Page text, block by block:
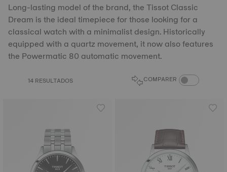
Long-lasting model of the brand, the Tissot Classic
Dream is the ideal timepiece for those looking for a
classical watch with a minimalist design. Historically
equipped with a quartz movement, it now also features
the Powermatic 80 automatic movement.
14 RESULTADOS COMPARER COMPARE